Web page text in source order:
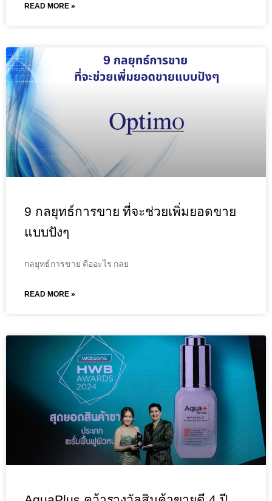
READ MORE »
9 กลยุทธ์การขาย ที่จะช่วยเพิ่มยอดขาย
แบบปังๆ
กลยุทธ์การขาย คืออะไร กลย
READ MORE »